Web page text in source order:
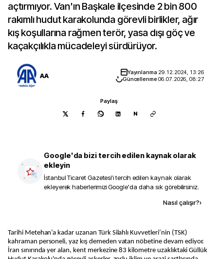
açtırmıyor. Van'ın Başkale ilçesinde 2 bin 800
rakımlı hudut karakolunda görevli birlikler, ağır
kış koşullarına rağmen terör, yasa dışı göç ve
kaçakçılıkla mücadeleyi sürdürüyor.
AA Yayınlanma 29.12.2024, 13:26
Güncellenme06.07.2026, 08:27
Paylaş
N
Google'da bizi tercih edilen kaynak olarak
ekleyin
İstanbul Ticaret Gazetesi'i tercih edilen kaynak olarak
ekleyerek haberlerimizi Google'da daha sık görebilirsiniz.
Nasıl çalışır?›
Tarihi Metehan’a kadar uzanan Türk Silahlı Kuvvetleri’nin (TSK)
kahraman personeli, yaz kış demeden vatan nöbetine devam ediyor.
İran sınırında yer alan, kent merkezine 83 kilometre uzaklıktaki Güllük